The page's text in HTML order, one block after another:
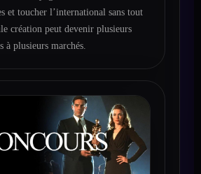
et toucher l’international sans tout
création peut devenir plusieurs
à plusieurs marchés.